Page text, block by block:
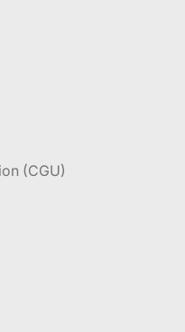
(CGU)